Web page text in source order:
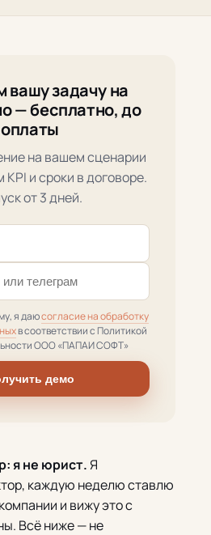
вашу задачу на
— бесплатно, до
оплаты
на вашем сценарии
и сроки в договоре.
от 3 дней.
я даюсогласие на обработку
в соответствии с Политикой
ООО «ПАПАИ СОФТ»
демо
я не юрист.Я
каждую неделю ставлю
и вижу это с
Всё ниже — не